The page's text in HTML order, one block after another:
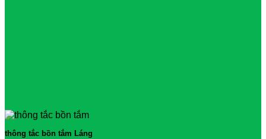
thông tắc bồn tắm Láng